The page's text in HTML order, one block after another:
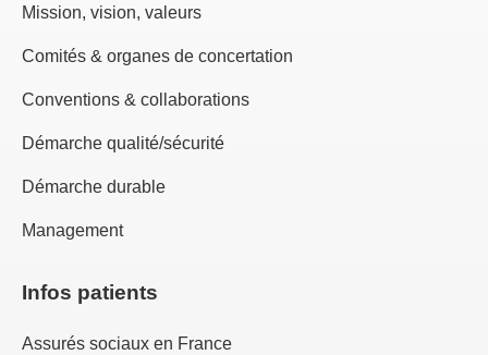
Mission, vision, valeurs
Comités & organes de concertation
Conventions & collaborations
Démarche qualité/sécurité
Démarche durable
Management
Infos patients
Assurés sociaux en France